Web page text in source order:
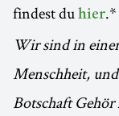
findest du hier.*
Wir sind in
Menschheit,
Botschaft Gehör